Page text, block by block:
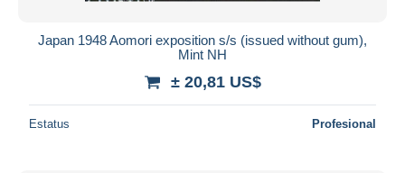
Japan 1948 Aomori exposition s/s (issued without gum),
Mint NH
± 20,81 US$
Estatus Profesional